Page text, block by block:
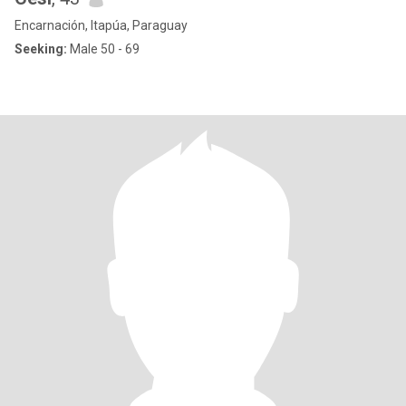
Encarnación, Itapúa, Paraguay
Seeking: Male 50 - 69